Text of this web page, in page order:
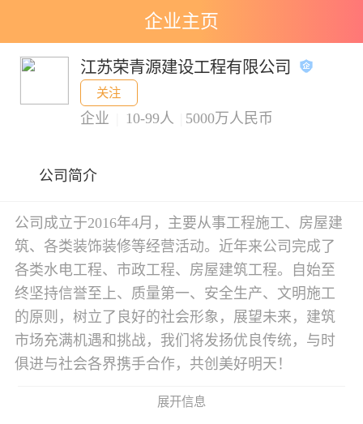
企业主页
江苏荣青源建设工程有限公司
关注
企业 10-99人 5000万人民币
公司简介
公司成立于2016年4月，主要从事工程施工、房屋建
筑、各类装饰装修等经营活动。近年来公司完成了
各类水电工程、市政工程、房屋建筑工程。自始至
终坚持信誉至上、质量第一、安全生产、文明施工
的原则，树立了良好的社会形象，展望未来，建筑
市场充满机遇和挑战，我们将发扬优良传统，与时
俱进与社会各界携手合作，共创美好明天！
展开信息